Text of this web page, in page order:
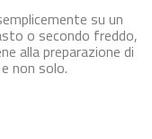
su un
o secondo freddo,
alla preparazione di
non solo.